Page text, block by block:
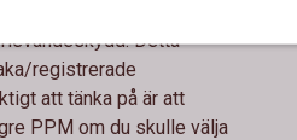
Detta
registrerade
att tänka på är att
PPM om du skulle välja